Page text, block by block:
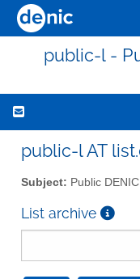
public-l -
public-l AT
Subject: Public
List archive